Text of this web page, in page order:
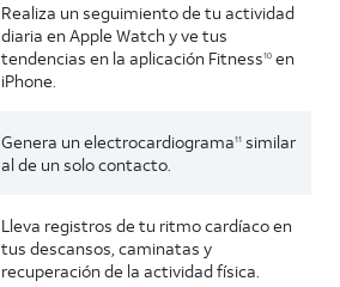
Realiza un seguimiento de tu actividad
diaria en Apple Watch y ve tus
tendencias en la aplicación Fitness10 en
iPhone.
Genera un electrocardiograma11 similar
al de un solo contacto.
Lleva registros de tu ritmo cardíaco en
tus descansos, caminatas y
recuperación de la actividad física.